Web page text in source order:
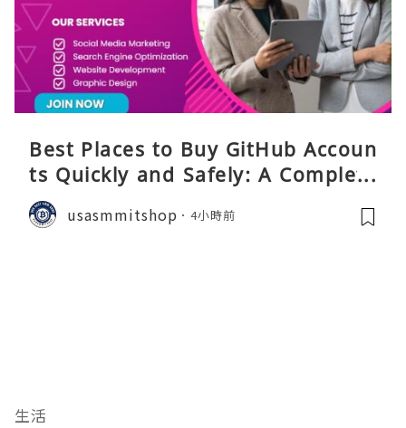
Best Places to Buy GitHub Accoun
ts Quickly and Safely: A Complete
Guide
usasmmitshop 4小時前
生活